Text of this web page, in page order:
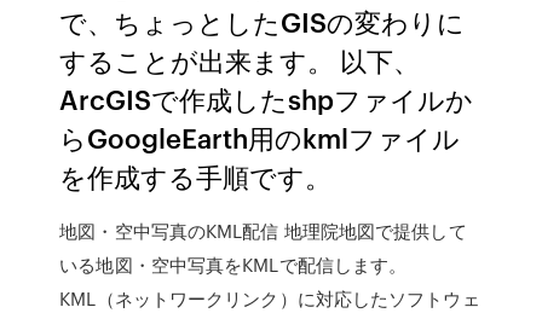
で、ちょっとしたGISの変わりに
することが出来ます。 以下、
ArcGISで作成したshpファイルか
らGoogleEarth用のkmlファイル
を作成する手順です。
地図・空中写真のKML配信 地理院地図で提供して
いる地図・空中写真をKMLで配信します。
KML（ネットワークリンク）に対応したソフトウェ